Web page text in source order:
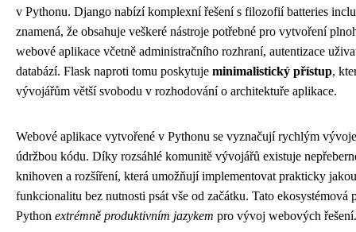
v Pythonu. Django nabízí komplexní řešení s filozofií batteries
znamená, že obsahuje veškeré nástroje potřebné pro vytvoření
webové aplikace včetně administračního rozhraní, autentizace
databází. Flask naproti tomu poskytuje minimalistický přístup,
vývojářům větší svobodu v rozhodování o architektuře aplikace.
Webové aplikace vytvořené v Pythonu se vyznačují rychlým
údržbou kódu. Díky rozsáhlé komunitě vývojářů existuje
knihoven a rozšíření, která umožňují implementovat prakticky
funkcionalitu bez nutnosti psát vše od začátku. Tato ekosystémová
Python extrémně produktivním jazykem pro vývoj webových řešení.